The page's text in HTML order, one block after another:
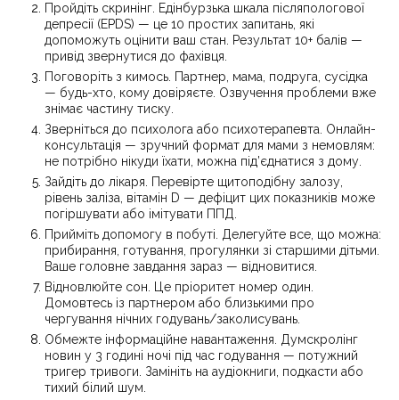
Пройдіть скринінг. Едінбурзька шкала післяпологової
депресії (EPDS) — це 10 простих запитань, які
допоможуть оцінити ваш стан. Результат 10+ балів —
привід звернутися до фахівця.
Поговоріть з кимось. Партнер, мама, подруга, сусідка
— будь-хто, кому довіряєте. Озвучення проблеми вже
знімає частину тиску.
Зверніться до психолога або психотерапевта. Онлайн-
консультація — зручний формат для мами з немовлям:
не потрібно нікуди їхати, можна під’єднатися з дому.
Зайдіть до лікаря. Перевірте щитоподібну залозу,
рівень заліза, вітамін D — дефіцит цих показників може
погіршувати або імітувати ППД.
Прийміть допомогу в побуті. Делегуйте все, що можна:
прибирання, готування, прогулянки зі старшими дітьми.
Ваше головне завдання зараз — відновитися.
Відновлюйте сон. Це пріоритет номер один.
Домовтесь із партнером або близькими про
чергування нічних годувань/заколисувань.
Обмежте інформаційне навантаження. Думскролінг
новин у 3 годині ночі під час годування — потужний
тригер тривоги. Замініть на аудіокниги, подкасти або
тихий білий шум.